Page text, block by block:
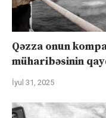
Qəzza onun
müharibəsinin
İyul 31, 2025